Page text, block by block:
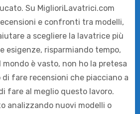
Su MiglioriLavatrici.com
e confronti tra modelli,
a scegliere la lavatrice più
esigenze, risparmiando tempo,
mondo è vasto, non ho la pretesa
fare recensioni che piacciano a
fare al meglio questo lavoro.
analizzando nuovi modelli o